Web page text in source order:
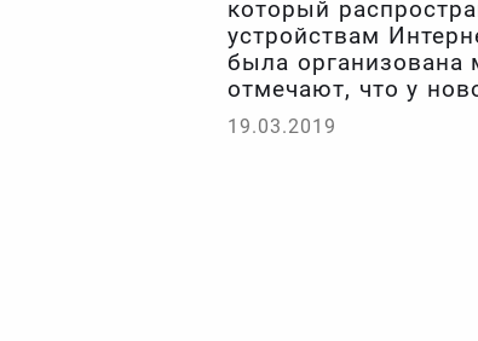
который
устройствам
была организована
отмечают, что у
эксплойтов, из-за
19.03.2019